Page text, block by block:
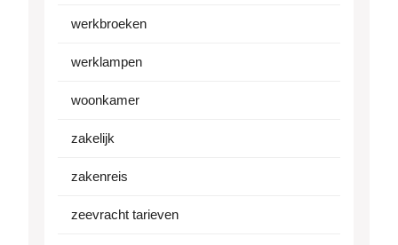
werkbroeken
werklampen
woonkamer
zakelijk
zakenreis
zeevracht tarieven